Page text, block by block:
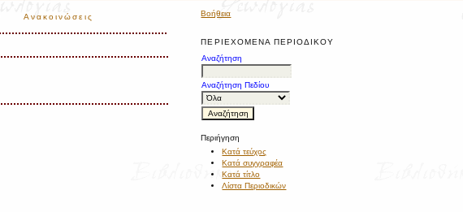
Βοήθεια
ΠΕΡΙΕΧΌΜΕΝΑ ΠΕΡΙΟΔΙΚΟΎ
Αναζήτηση
Αναζήτηση Πεδίου
Περιήγηση
Κατά τεύχος
Κατά συγγραφέα
Κατά τίτλο
Λίστα Περιοδικών
Ανακοινώσεις